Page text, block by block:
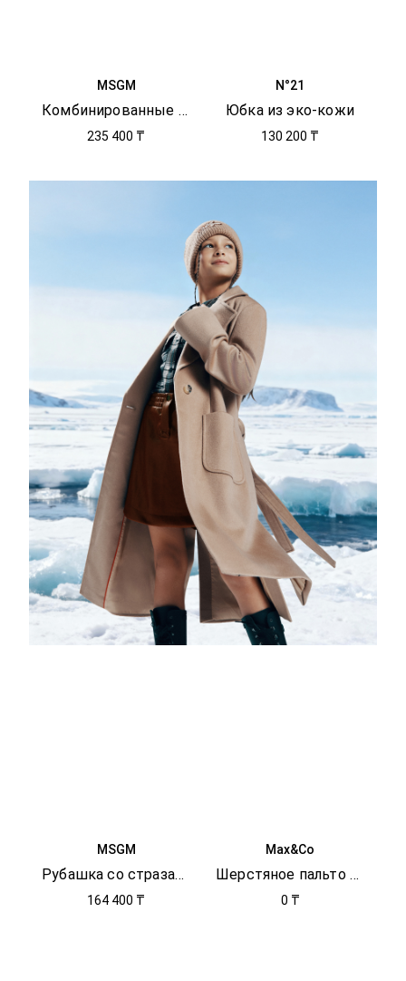
MSGM
Комбинированные ботинки
235 400 ₸
N°21
Юбка из эко-кожи
130 200 ₸
MSGM
Рубашка со стразами
164 400 ₸
Max&Co
Шерстяное пальто с поясом
0 ₸